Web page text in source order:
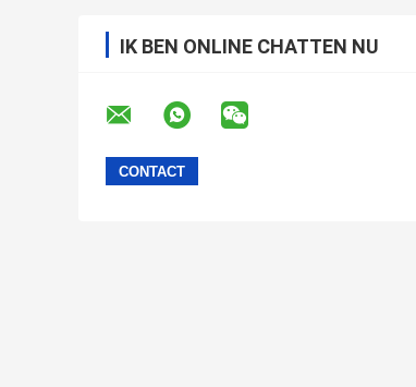
IK BEN ONLINE CHATTEN NU